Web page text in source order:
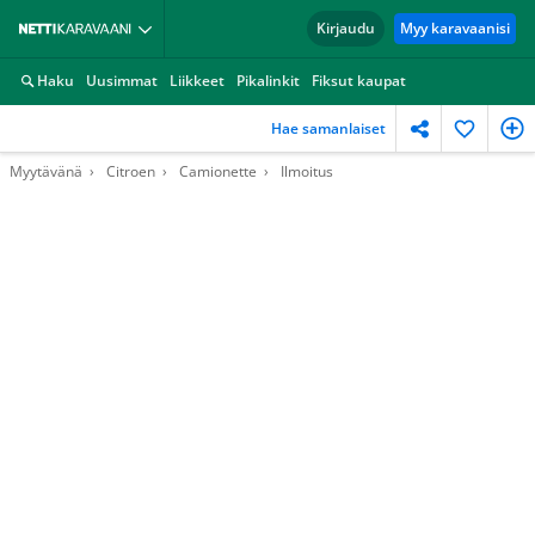
Kirjaudu Myy karavaanisi
Haku Uusimmat Liikkeet Pikalinkit Fiksut kaupat
Hae samanlaiset
Myytävänä Citroen Camionette Ilmoitus